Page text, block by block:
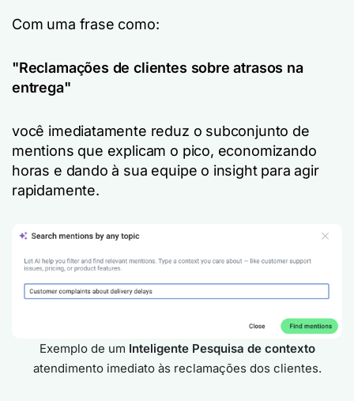
Com uma frase como:
"Reclamações de clientes sobre atrasos na
entrega"
você imediatamente reduz o subconjunto de
mentions que explicam o pico, economizando
horas e dando à sua equipe o insight para agir
rapidamente.
Exemplo de um Inteligente Pesquisa de contexto
atendimento imediato às reclamações dos clientes.